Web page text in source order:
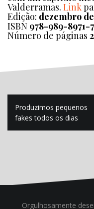
Valderramas. Link
Edição: dezembro
ISBN 978-989-8971-
Número de páginas
Navegação
de
Post
Produzimos pequenos
fakes todos os dias
Orgulhosamente